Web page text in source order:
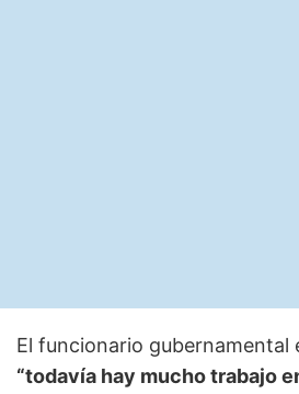
El funcionario gubernamental
“todavía hay mucho trabajo